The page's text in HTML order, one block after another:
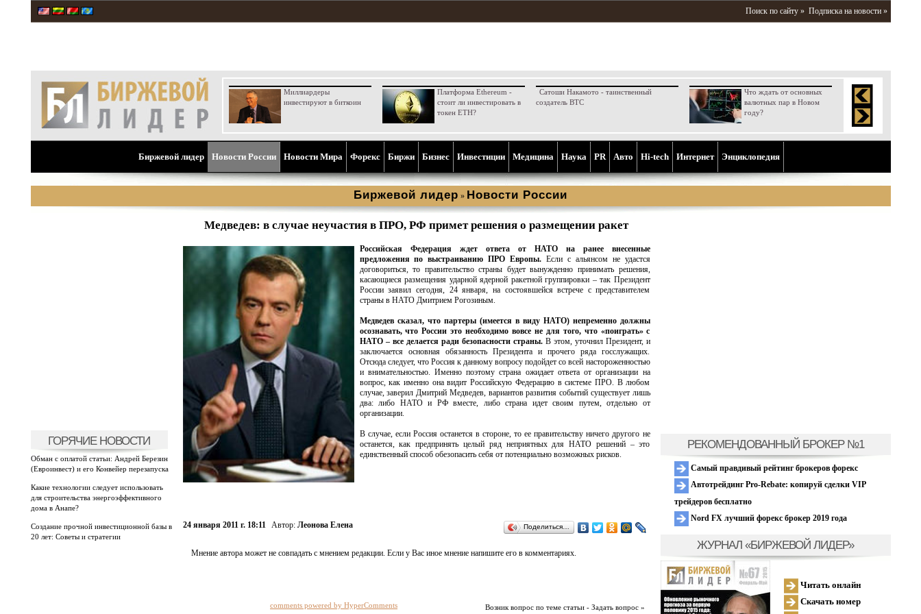
Поиск по сайту » Подписка на новости »
Миллиардеры
инвестируют в биткоин
Платформа Ethereum -
стоит ли инвестировать в
токен ETH?
Сатоши Накамото - таинственный
создатель BTC
Что ждать от основных
валютных пар в Новом
году?
Биржевой лидер Новости России Новости Мира Форекс Биржи Бизнес Инвестиции Медицина Наука PR Aвто Hi-tech Интернет Энциклопедия
Биржевой лидер » Новости России
ГОРЯЧИЕ НОВОСТИ
Обман с оплатой статьи: Андрей Березин
(Евроинвест) и его Конвейер перезапуска
Какие технологии следует использовать
для строительства энергоэффективного
дома в Анапе?
Создание прочной инвестиционной базы в
20 лет: Советы и стратегии
Медведев: в случае неучастия в ПРО, РФ примет решения о размещении ракет
Российская Федерация ждет ответа от НАТО на ранее внесенные
предложения по выстраиванию ПРО Европы. Если с альянсом не удастся
договориться, то правительство страны будет вынужденно принимать решения,
касающиеся размещения ударной ядерной ракетной группировки – так Президент
России заявил сегодня, 24 января, на состоявшейся встрече с представителем
страны в НАТО Дмитрием Рогозиным.
Медведев сказал, что партеры (имеется в виду НАТО) непременно должны
осознавать, что России это необходимо вовсе не для того, что «поиграть» с
НАТО – все делается ради безопасности страны.В этом, уточнил Президент, и
заключается основная обязанность Президента и прочего ряда госслужащих.
Отсюда следует, что Россия к данному вопросу подойдет со всей настороженностью
и внимательностью. Именно поэтому страна ожидает ответа от организации на
вопрос, как именно она видит Российскую Федерацию в системе ПРО. В любом
случае, заверил Дмитрий Медведев, вариантов развития событий существует лишь
два: либо НАТО и РФ вместе, либо страна идет своим путем, отдельно от
организации.
В случае, если Россия останется в стороне, то ее правительству ничего другого не
останется, как предпринять целый ряд неприятных для НАТО решений – это
единственный способ обезопасить себя от потенциально возможных рисков.
24 января 2011 г. 18:11 Автор: Леонова Елена Поделиться…
Мнение автора может не совпадать с мнением редакции. Если у Вас иное мнение напишите его в комментариях.
Возник вопрос по теме статьи - Задать вопрос »
comments powered by HyperComments
РЕКОМЕНДОВАННЫЙ БРОКЕР №1
Самый правдивый рейтинг брокеров форекс
Автотрейдинг Pro-Rebate: копируй сделки VIP
трейдеров бесплатно
Nord FX лучший форекс брокер 2019 года
ЖУРНАЛ «БИРЖЕВОЙ ЛИДЕР»
Читать онлайн
Скачать номер